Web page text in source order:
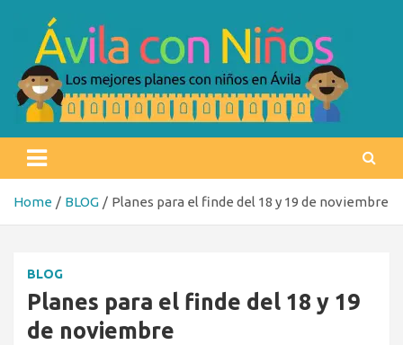
content
Ávila con niños
Home BLOG Planes para el finde del 18 y 19 de noviembre
BLOG
Planes para el finde del 18 y 19
de noviembre